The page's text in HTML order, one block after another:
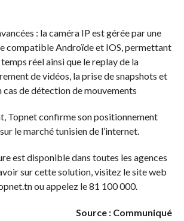
: la caméra IP est gérée par une
compatible Androïde et IOS, permettant
réel ainsi que le replay de la
de vidéos, la prise de snapshots et
cas de détection de mouvements
Topnet confirme son positionnement
le marché tunisien de l’internet.
est disponible dans toutes les agences
sur cette solution, visitez le site web
ou appelez le 81 100 000.
Source : Communiqué